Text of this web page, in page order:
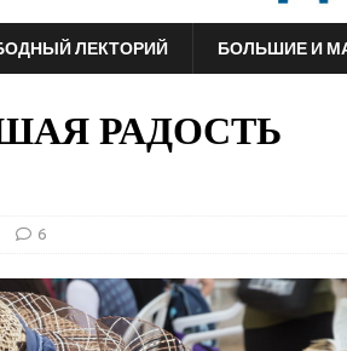
ЛЕКТОРИЙ БОЛЬШИЕ И
РАДОСТЬ
6